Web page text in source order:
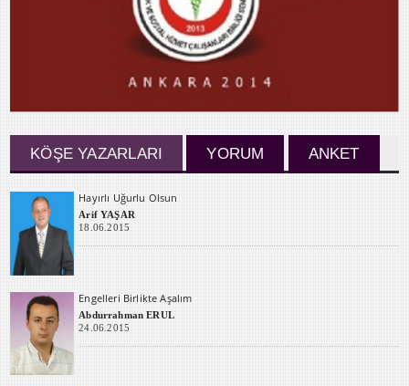
KÖŞE YAZARLARI YORUM ANKET
Hayırlı Uğurlu Olsun
Arif YAŞAR
18.06.2015
Engelleri Birlikte Aşalım
Abdurrahman ERUL
24.06.2015